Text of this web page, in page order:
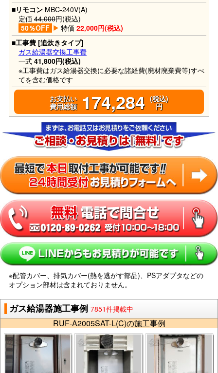
■リモコンMBC-240V(A)
定価 44,000円(税込)
50％OFF
特価 22,000円(税込)
■工事費 [追炊きタイプ]
ガス給湯器交換工事費
一式 41,800円(税込)
※工事費はガス給湯器交換に必要な諸経費(廃材廃棄費等)すべ
てを含む価格です
お支払い
費用総額174,284 (税込)
円
※配管カバー、排気カバー(熱を逃がす部品)、PSアダプタなどの
オプション部材は含まれておりません。
ガス給湯器施工事例 7851件掲載中
RUF-A2005SAT-L(C)の施工事例